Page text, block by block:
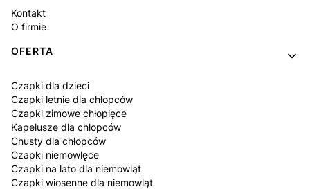
Kontakt
O firmie
OFERTA
Czapki dla dzieci
Czapki letnie dla chłopców
Czapki zimowe chłopięce
Kapelusze dla chłopców
Chusty dla chłopców
Czapki niemowlęce
Czapki na lato dla niemowląt
Czapki wiosenne dla niemowląt